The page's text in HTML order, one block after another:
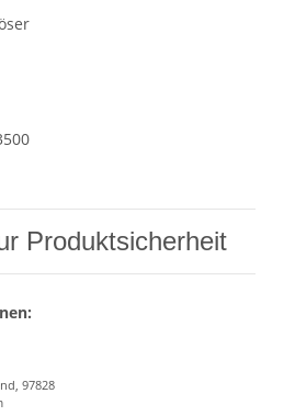
Produktsicherheit
97828